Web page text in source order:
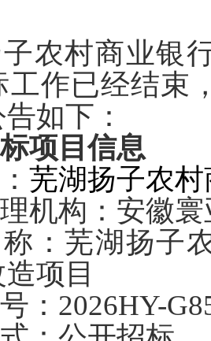
农村商业银
工作已经结束
如下：
项目信息
芜湖扬子农
机构：安徽
：芜湖扬子
项目
： 2026HY-